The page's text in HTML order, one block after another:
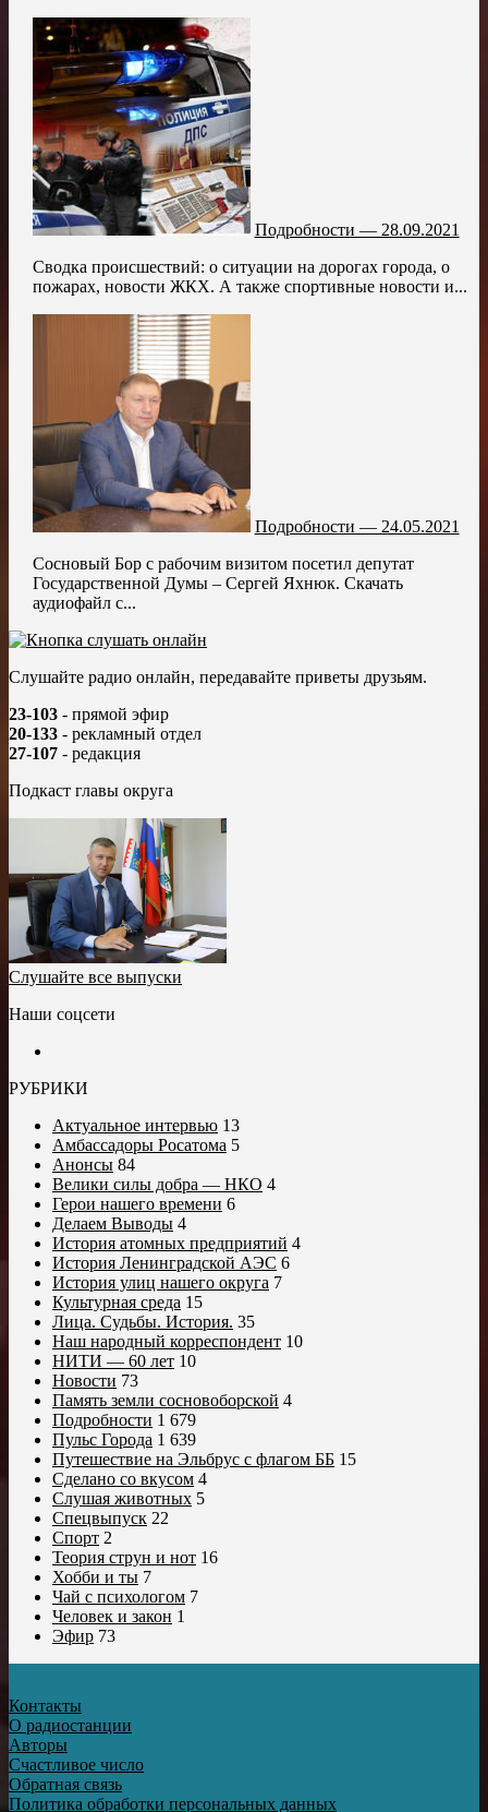
Подробности — 28.09.2021
Сводка происшествий: о ситуации на дорогах города, о
пожарах, новости ЖКХ. А также спортивные новости и...
Подробности — 24.05.2021
Сосновый Бор с рабочим визитом посетил депутат
Государственной Думы – Сергей Яхнюк. Скачать
аудиофайл с...
Слушайте радио онлайн, передавайте приветы друзьям.
23-103 - прямой эфир
20-133 - рекламный отдел
27-107 - редакция
Подкаст главы округа
Слушайте все выпуски
Наши соцсети
РУБРИКИ
Актуальное интервью 13
Амбассадоры Росатома 5
Анонсы 84
Велики силы добра — НКО 4
Герои нашего времени 6
Делаем Выводы 4
История атомных предприятий 4
История Ленинградской АЭС 6
История улиц нашего округа 7
Культурная среда 15
Лица. Судьбы. История. 35
Наш народный корреспондент 10
НИТИ — 60 лет 10
Новости 73
Память земли сосновоборской 4
Подробности 1 679
Пульс Города 1 639
Путешествие на Эльбрус с флагом ББ 15
Сделано со вкусом 4
Слушая животных 5
Спецвыпуск 22
Спорт 2
Теория струн и нот 16
Хобби и ты 7
Чай с психологом 7
Человек и закон 1
Эфир 73
Контакты
О радиостанции
Авторы
Счастливое число
Обратная связь
Политика обработки персональных данных